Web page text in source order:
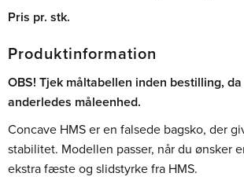
Pris pr. stk.
Produktinformation
OBS! Tjek måltabellen inden bestilling,
anderledes måleenhed.
Concave HMS er en falsede bagsko, der
stabilitet. Modellen passer, når du ønsker
ekstra fæste og slidstyrke fra HMS.